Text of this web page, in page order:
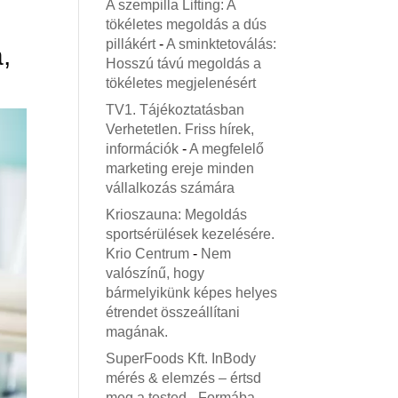
A szempilla Lifting: A
tökéletes megoldás a dús
pillákért-A sminktetoválás:
Hosszú távú megoldás a
tökéletes megjelenésért
TV1. Tájékoztatásban
Verhetetlen. Friss hírek,
információk -A megfelelő
marketing ereje minden
vállalkozás számára
Krioszauna: Megoldás
sportsérülések kezelésére.
Krio Centrum - Nem
valószínű, hogy
bármelyikünk képes helyes
étrendet összeállítani
magának.
SuperFoods Kft. InBody
mérés & elemzés – értsd